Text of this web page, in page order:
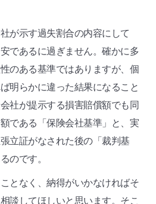
が示す過失割合の内容にして
であるに過ぎません。確かに多
のある基準ではありますが、個
明らかに違った結果になること
社が提示する損害賠償額でも同
である「保険会社基準」と、実
立証がなされた後の「裁判基
のです。
となく、納得がいかなければそ
談してほしいと思います。そこ